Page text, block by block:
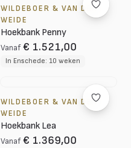
WILDEBOER & VAN DER
WEIDE
Hoekbank Penny
Vanaf € 1.521,00
In Enschede: 10 weken
WILDEBOER & VAN DER
WEIDE
Hoekbank Lea
Vanaf € 1.369,00